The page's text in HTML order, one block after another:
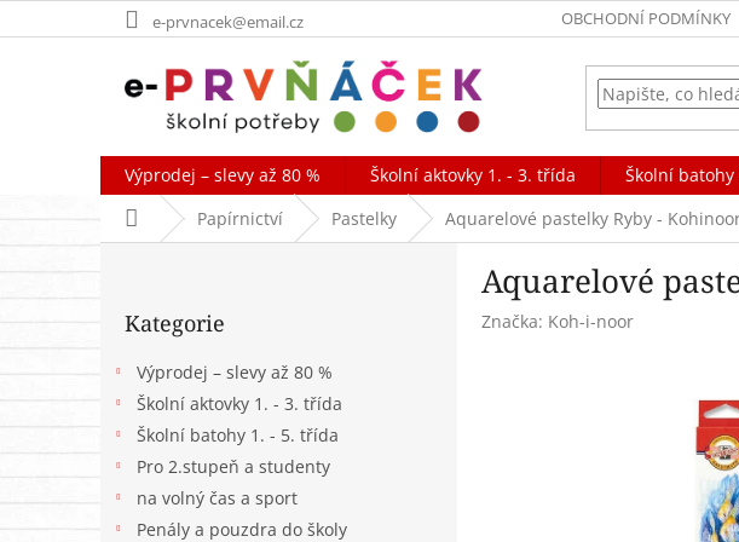
na
e-prvnacek@email.cz OBCHODNÍ PODMÍNKY
Výprodej – slevy až 80 % Školní aktovky 1. - 3. třída Školní
Domů Papírnictví Pastelky Aquarelové pastelky Ryby -
P
kategorie
Kategorie
Výprodej – slevy až 80 %
Školní aktovky 1. - 3. třída
Školní batohy 1. - 5. třída
Pro 2.stupeň a studenty
na volný čas a sport
Penály a pouzdra do školy
Aquarelové
Značka: Koh-i-noor